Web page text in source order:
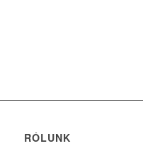
RÓLUNK